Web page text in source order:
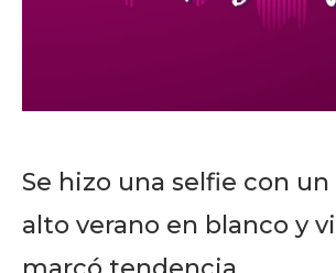
Se hizo una selfie con
alto verano en blanco y